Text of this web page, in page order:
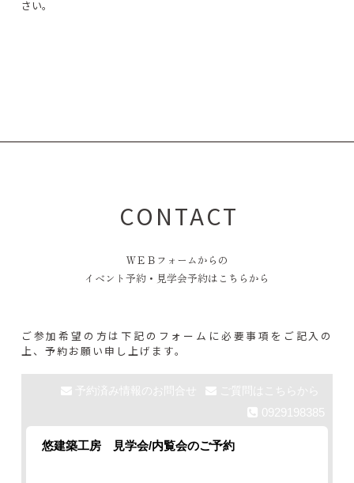
さい。
CONTACT
ＷＥＢフォームからの
イベント予約・見学会予約はこちらから
ご参加希望の方は下記のフォームに必要事項をご記入の
上、予約お願い申し上げます。